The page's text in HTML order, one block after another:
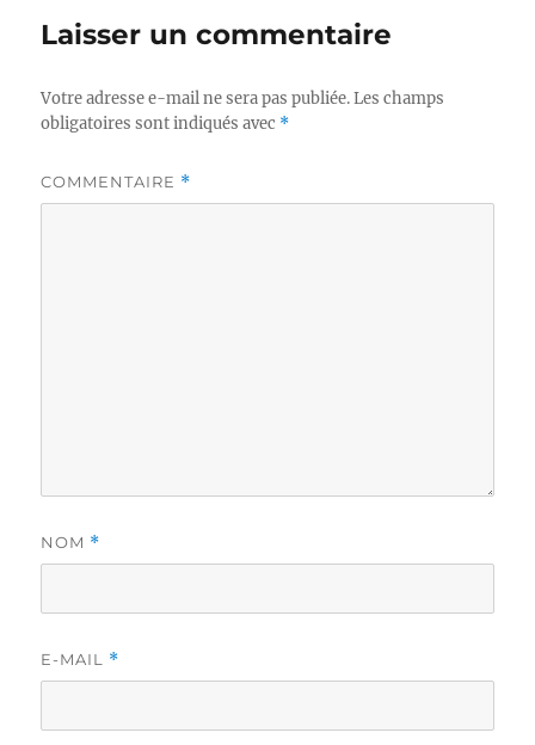
Laisser un commentaire
Votre adresse e-mail ne sera pas publiée. Les champs
obligatoires sont indiqués avec *
COMMENTAIRE *
NOM *
E-MAIL *